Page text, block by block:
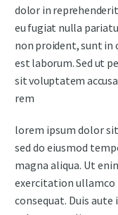
dolor in
eu fugiat nulla
non proident, sunt in
est laborum. Sed ut
sit voluptatem
rem
lorem ipsum dolor
sed do eiusmod
magna aliqua. Ut
exercitation ullamco
consequat. Duis